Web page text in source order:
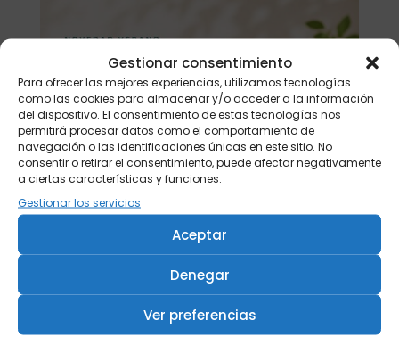
Gestionar consentimiento
Para ofrecer las mejores experiencias, utilizamos tecnologías
como las cookies para almacenar y/o acceder a la información
del dispositivo. El consentimiento de estas tecnologías nos
permitirá procesar datos como el comportamiento de
navegación o las identificaciones únicas en este sitio. No
consentir o retirar el consentimiento, puede afectar negativamente
a ciertas características y funciones.
Gestionar los servicios
Aceptar
Denegar
Ver preferencias